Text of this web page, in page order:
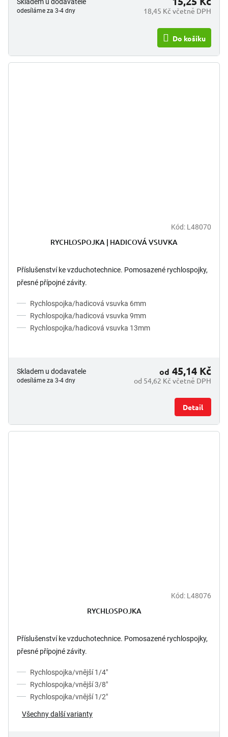
odesíláme za 3-4 dny 18,45 Kč včetně DPH
Do košíku
Kód: L48070
RYCHLOSPOJKA | HADICOVÁ VSUVKA
Příslušenství ke vzduchotechnice. Pomosazené rychlospojky,
přesné přípojné závity.
Rychlospojka/hadicová vsuvka 6mm
Rychlospojka/hadicová vsuvka 9mm
Rychlospojka/hadicová vsuvka 13mm
Skladem u dodavatele
odesíláme za 3-4 dny od 54,62 Kč včetně DPH
od 45,14 Kč
Detail
Kód: L48076
RYCHLOSPOJKA
Příslušenství ke vzduchotechnice. Pomosazené rychlospojky,
přesné přípojné závity.
Rychlospojka/vnější 1/4"
Rychlospojka/vnější 3/8"
Rychlospojka/vnější 1/2"
Všechny další varianty